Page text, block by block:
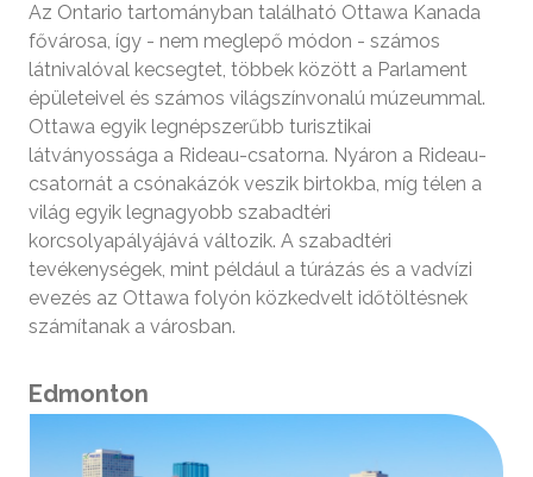
Az Ontario tartományban található Ottawa Kanada
fővárosa, így - nem meglepő módon - számos
látnivalóval kecsegtet, többek között a Parlament
épületeivel és számos világszínvonalú múzeummal.
Ottawa egyik legnépszerűbb turisztikai
látványossága a Rideau-csatorna. Nyáron a Rideau-
csatornát a csónakázók veszik birtokba, míg télen a
világ egyik legnagyobb szabadtéri
korcsolyapályájává változik. A szabadtéri
tevékenységek, mint például a túrázás és a vadvízi
evezés az Ottawa folyón közkedvelt időtöltésnek
számítanak a városban.
Edmonton